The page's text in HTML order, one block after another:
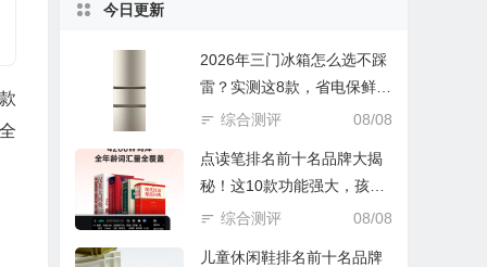
今日更新
2026年三门冰箱怎么选不踩
雷？实测这8款，省电保鲜还
实惠！
08/08
综合测评
点读笔排名前十名品牌大揭
秘！这10款功能强大，孩子
学习好帮手
08/08
综合测评
儿童休闲鞋排名前十名品牌